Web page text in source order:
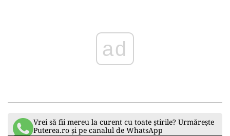
ad
Vrei să fii mereu la curent cu toate știrile? Urmărește
Puterea.ro și pe canalul de WhatsApp